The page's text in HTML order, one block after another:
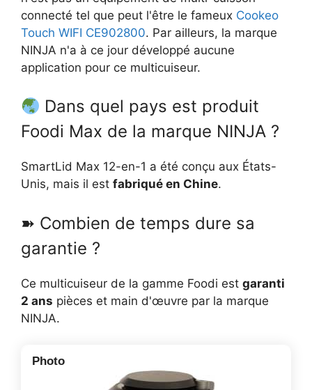
connecté tel que peut l'être le fameux Cookeo
Touch WIFI CE902800. Par ailleurs, la marque
NINJA n'a à ce jour développé aucune
application pour ce multicuiseur.
Dans quel pays est produit
Foodi Max de la marque NINJA ?
SmartLid Max 12-en-1 a été conçu aux États-
Unis, mais il est fabriqué en Chine.
➽ Combien de temps dure sa
garantie ?
Ce multicuiseur de la gamme Foodi est garanti
2 ans pièces et main d'œuvre par la marque
NINJA.